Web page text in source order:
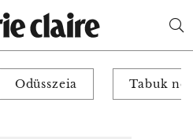
Odüsszeia Tabuk